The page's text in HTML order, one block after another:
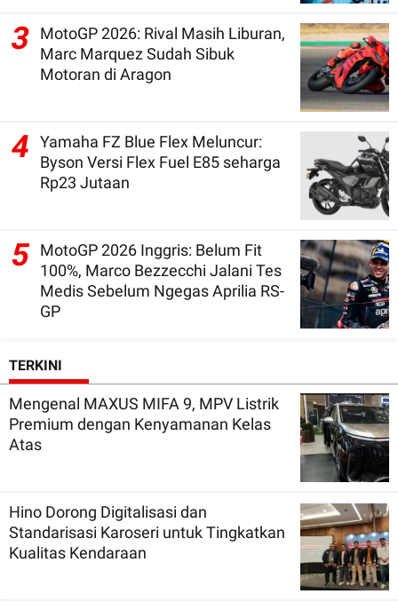
3
MotoGP 2026: Rival Masih Liburan,
Marc Marquez Sudah Sibuk
Motoran di Aragon
4
Yamaha FZ Blue Flex Meluncur:
Byson Versi Flex Fuel E85 seharga
Rp23 Jutaan
5 MotoGP 2026 Inggris: Belum Fit
100%, Marco Bezzecchi Jalani Tes
Medis Sebelum Ngegas Aprilia RS-
GP
TERKINI
Mengenal MAXUS MIFA 9, MPV Listrik
Premium dengan Kenyamanan Kelas
Atas
Hino Dorong Digitalisasi dan
Standarisasi Karoseri untuk Tingkatkan
Kualitas Kendaraan